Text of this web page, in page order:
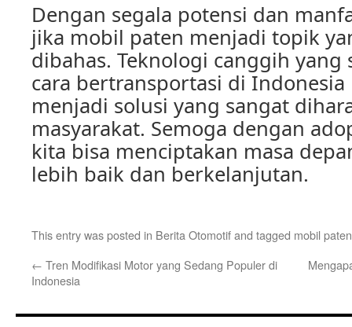
Dengan segala potensi dan
jika mobil paten menjadi topik
dibahas. Teknologi canggih yang
cara bertransportasi di
menjadi solusi yang sangat
masyarakat. Semoga dengan
kita bisa menciptakan masa
lebih baik dan berkelanjutan.
This entry was posted in Berita Otomotifand tagged mobil
← Tren Modifikasi Motor yang Sedang Populer di
Indonesia